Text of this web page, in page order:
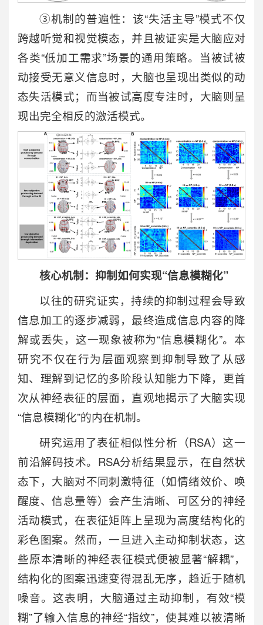
③机制的普遍性：该“失活主导”模式不仅
跨越听觉和视觉模态，并且被证实是大脑应对
各类“低加工需求”场景的通用策略。当被试被
动接受无意义信息时，大脑也呈现出类似的动
态失活模式；而当被试高度专注时，大脑则呈
现出完全相反的激活模式。
核心机制： 抑制如何实现“信息模糊化”
以往的研究证实，持续的抑制过程会导致
信息加工的逐步减弱，最终造成信息内容的降
解或丢失，这一现象被称为“信息模糊化”。本
研究不仅在行为层面观察到抑制导致了从感
知、理解到记忆的多阶段认知能力下降，更首
次从神经表征的层面，直观地揭示了大脑实现
“信息模糊化”的内在机制。
研究运用了表征相似性分析（RSA）这一
前沿解码技术。RSA分析结果显示，在自然状
态下，大脑对不同刺激特征（如情绪效价、唤
醒度、信息量等）会产生清晰、可区分的神经
活动模式，在表征矩阵上呈现为高度结构化的
彩色图案。然而，一旦进入主动抑制状态，这
些原本清晰的神经表征模式便被显著“解耦”，
结构化的图案迅速变得混乱无序，趋近于随机
噪音。这表明，大脑通过主动抑制，有效“模
糊”了输入信息的神经“指纹”，使其难以被清晰